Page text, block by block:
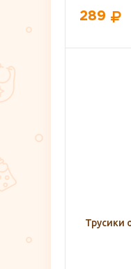
289
Трусики